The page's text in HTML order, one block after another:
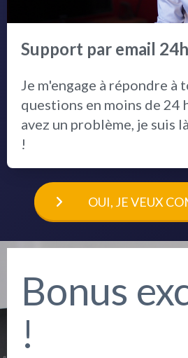
Support par email
Je m'engage à répondre à
questions en moins de 24
avez un problème, je suis
!
OUI, JE VEUX
Bonus
!